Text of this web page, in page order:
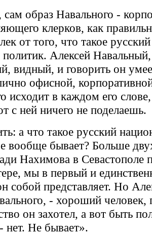
образ Навального -
клерков, как
от того, что такое русский
Алексей
видный, и говорить он
офисной,
исходит в каждом его
с ней ничего не поделаешь.
а что такое русский
вообще бывает? Больше
Нахимова в Севастополе
мы в первый и
собой представляет. Но
- хороший человек,
он захотел, а вот быть
нет. Не бывает».